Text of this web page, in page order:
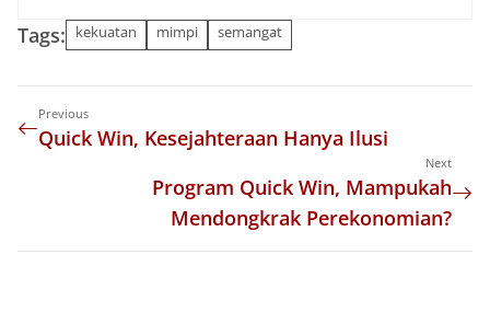
Tags:
kekuatan mimpi semangat
Previous
Quick Win, Kesejahteraan Hanya Ilusi
Next
Program Quick Win, Mampukah
Mendongkrak Perekonomian?